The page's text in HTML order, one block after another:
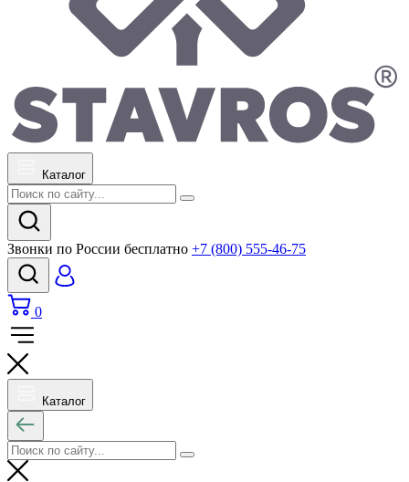
Каталог
Звонки по России бесплатно +7 (800) 555-46-75
0
Каталог